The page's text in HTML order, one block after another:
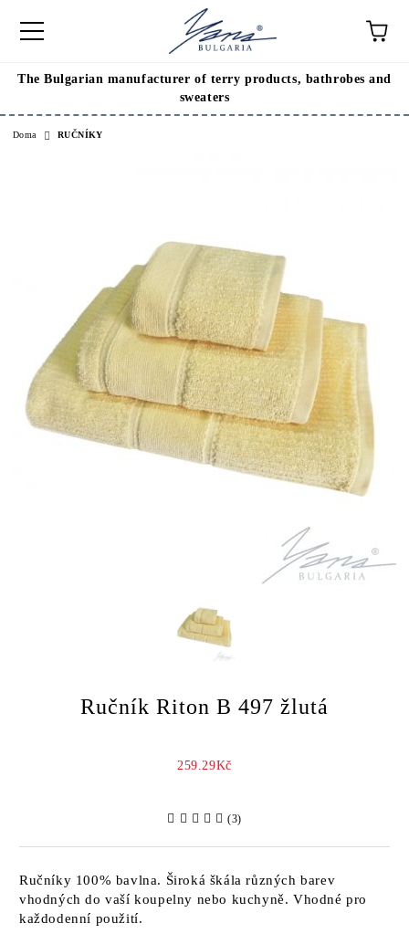
The Bulgarian manufacturer of terry products, bathrobes and
sweaters
Doma RUČNÍKY
Ručník Riton B 497 žlutá
259.29Kč
(3)
Ručníky 100% bavlna. Široká škála různých barev
vhodných do vaší koupelny nebo kuchyně. Vhodné pro
každodenní použití.